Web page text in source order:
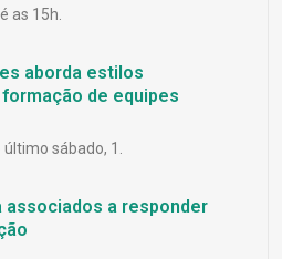
as 15h.
aborda estilos
de equipes
sábado, 1.
associados a responder